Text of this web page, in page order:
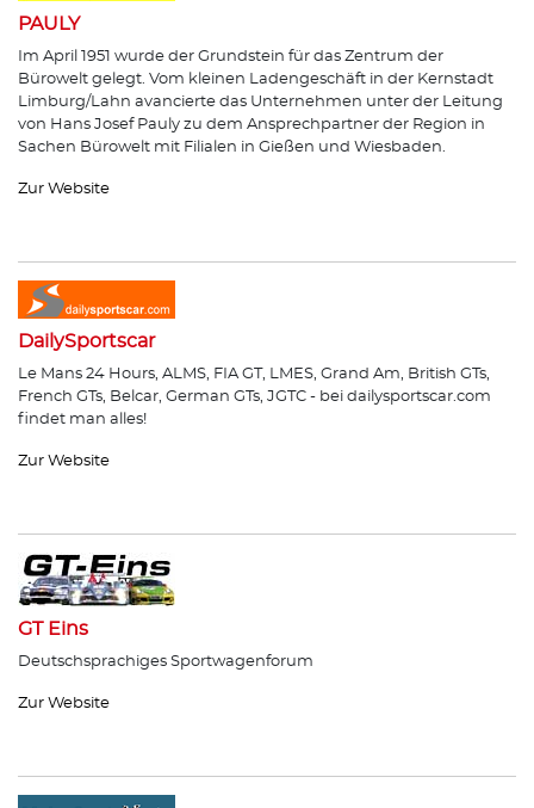
PAULY
Im April 1951 wurde der Grundstein für das Zentrum der
Bürowelt gelegt. Vom kleinen Ladengeschäft in der Kernstadt
Limburg/Lahn avancierte das Unternehmen unter der Leitung
von Hans Josef Pauly zu dem Ansprechpartner der Region in
Sachen Bürowelt mit Filialen in Gießen und Wiesbaden.
Zur Website
DailySportscar
Le Mans 24 Hours, ALMS, FIA GT, LMES, Grand Am, British GTs,
French GTs, Belcar, German GTs, JGTC - bei dailysportscar.com
findet man alles!
Zur Website
GT Eins
Deutschsprachiges Sportwagenforum
Zur Website